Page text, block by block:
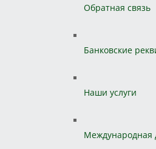
Обратная связь
Банковские
Наши услуги
Международная